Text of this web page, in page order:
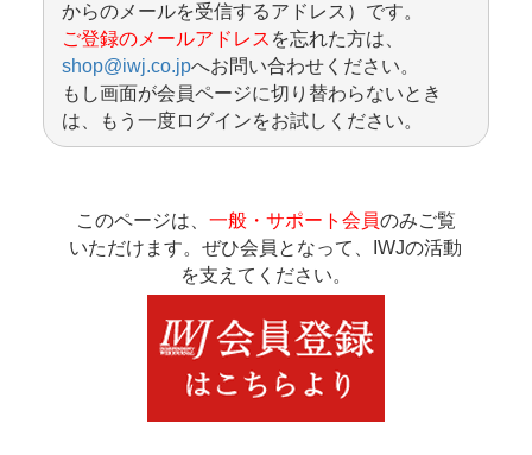
からのメールを受信するアドレス）です。
ご登録のメールアドレス を忘れた方は、
shop@iwj.co.jpへお問い合わせください。
もし画面が会員ページに切り替わらないとき
は、もう一度ログインをお試しください。
このページは、 一般・サポート会員のみご覧
いただけます。ぜひ会員となって、IWJの活動
を支えてください。